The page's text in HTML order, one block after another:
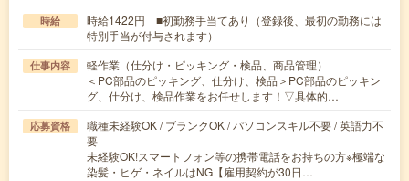
時給
時給1422円 ■初勤務手当てあり（登録後、最初の勤務には
特別手当が付与されます）
仕事内容
軽作業（仕分け・ピッキング・検品、商品管理）
＜PC部品のピッキング、仕分け、検品＞PC部品のピッキン
グ、仕分け、検品作業をお任せします！▽具体的…
応募資格
職種未経験OK / ブランクOK / パソコンスキル不要 / 英語力不
要
未経験OK!スマートフォン等の携帯電話をお持ちの方※極端な
染髪・ヒゲ・ネイルはNG【雇用契約が30日…